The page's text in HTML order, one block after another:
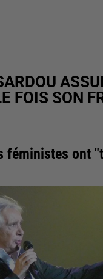
FOIS SON
féministes ont